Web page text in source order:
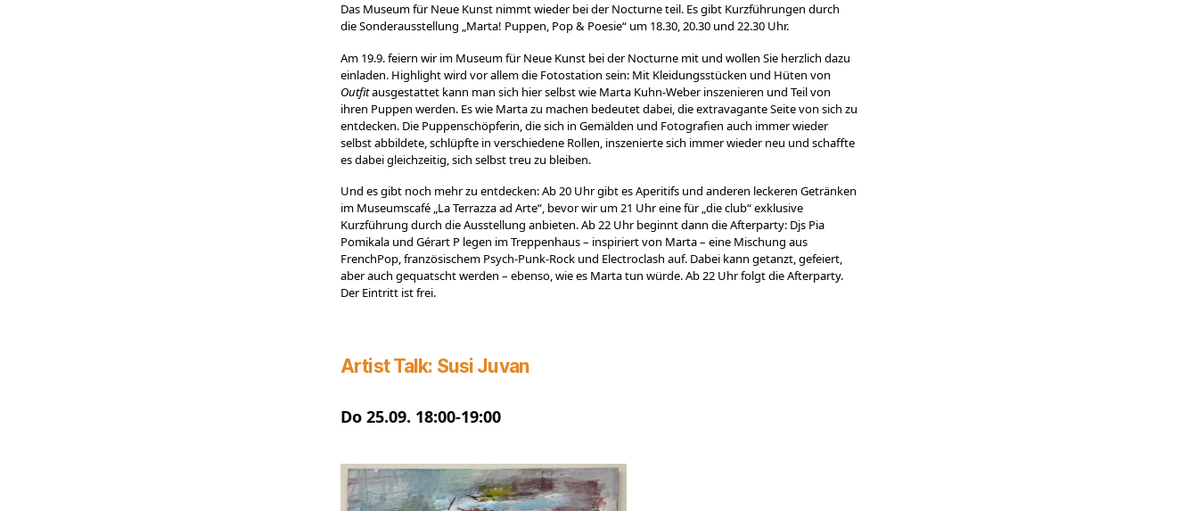
Das Museum für Neue Kunst nimmt wieder bei der Nocturne teil. Es gibt Kurzführungen durch
die Sonderausstellung „Marta! Puppen, Pop & Poesie“ um 18.30, 20.30 und 22.30 Uhr.
Am 19.9. feiern wir im Museum für Neue Kunst bei der Nocturne mit und wollen Sie herzlich dazu
einladen. Highlight wird vor allem die Fotostation sein: Mit Kleidungsstücken und Hüten von
Outfitausgestattet kann man sich hier selbst wie Marta Kuhn-Weber inszenieren und Teil von
ihren Puppen werden. Es wie Marta zu machen bedeutet dabei, die extravagante Seite von sich zu
entdecken. Die Puppenschöpferin, die sich in Gemälden und Fotografien auch immer wieder
selbst abbildete, schlüpfte in verschiedene Rollen, inszenierte sich immer wieder neu und schaffte
es dabei gleichzeitig, sich selbst treu zu bleiben.
Und es gibt noch mehr zu entdecken: Ab 20 Uhr gibt es Aperitifs und anderen leckeren Getränken
im Museumscafé „La Terrazza ad Arte“, bevor wir um 21 Uhr eine für „die club“ exklusive
Kurzführung durch die Ausstellung anbieten. Ab 22 Uhr beginnt dann die Afterparty: Djs Pia
Pomikala und Gérart P legen im Treppenhaus – inspiriert von Marta – eine Mischung aus
FrenchPop, französischem Psych-Punk-Rock und Electroclash auf. Dabei kann getanzt, gefeiert,
aber auch gequatscht werden – ebenso, wie es Marta tun würde. Ab 22 Uhr folgt die Afterparty.
Der Eintritt ist frei.
Artist Talk: Susi Juvan
Do 25.09. 18:00-19:00